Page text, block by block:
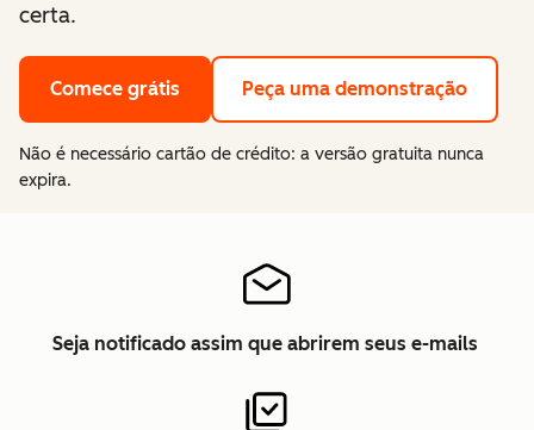
certa.
Comece grátis Peça uma demonstração
Não é necessário cartão de crédito: a versão gratuita nunca
expira.
Seja notificado assim que abrirem seus e-mails